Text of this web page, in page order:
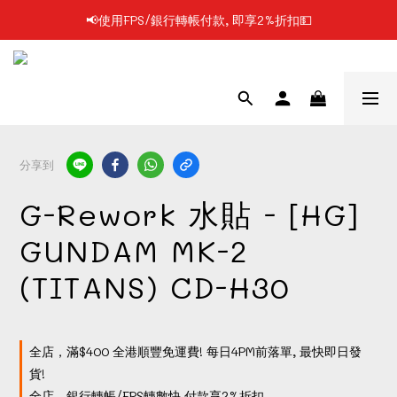
📢凡購物滿$199 順豐自提點免運費📦📦
分享到
G-Rework 水貼 - [HG]
GUNDAM MK-2
(TITANS) CD-H30
全店，滿$400 全港順豐免運費! 每日4PM前落單, 最快即日發
貨!